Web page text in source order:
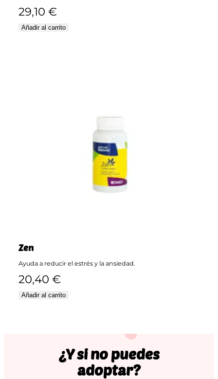
29,10 €
Añadir al carrito
Zen
Ayuda a reducir el estrés y la ansiedad.
20,40 €
Añadir al carrito
¿Y si no puedes
adoptar?